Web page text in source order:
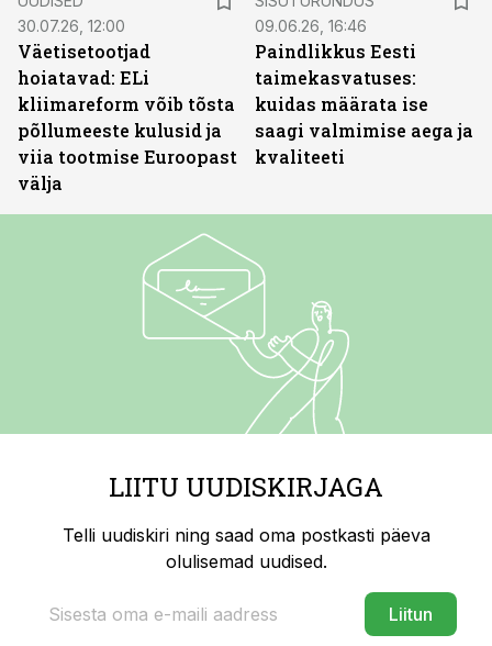
30.07.26, 12:00
Väetisetootjad
hoiatavad: ELi
kliimareform võib tõsta
põllumeeste kulusid ja
viia tootmise Euroopast
välja
09.06.26, 16:46
Paindlikkus Eesti
taimekasvatuses:
kuidas määrata ise
saagi valmimise aega ja
kvaliteeti
LIITU UUDISKIRJAGA
Telli uudiskiri ning saad oma postkasti päeva
olulisemad uudised.
Liitun